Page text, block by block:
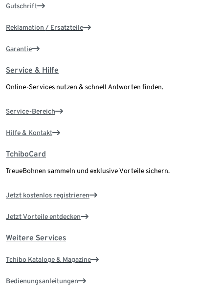
Gutschrift
Reklamation / Ersatzteile
Garantie
Service & Hilfe
Online-Services nutzen & schnell Antworten finden.
Service-Bereich
Hilfe & Kontakt
TchiboCard
TreueBohnen sammeln und exklusive Vorteile sichern.
Jetzt kostenlos registrieren
Jetzt Vorteile entdecken
Weitere Services
Tchibo Kataloge & Magazine
Bedienungsanleitungen